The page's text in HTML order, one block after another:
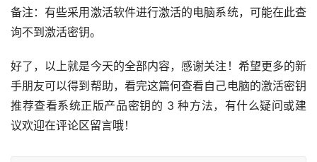
备注：有些采用激活软件进行激活的电脑系统，可能在此查
询不到激活密钥。
好了，以上就是今天的全部内容，感谢关注！希望更多的新
手朋友可以得到帮助，看完这篇何查看自己电脑的激活密钥
推荐查看系统正版产品密钥的 3 种方法，有什么疑问或建
议欢迎在评论区留言哦！